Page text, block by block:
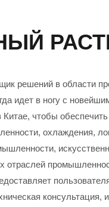
решений в области
идет в ногу с
чтобы
охлаждения,
отраслей
консультация,